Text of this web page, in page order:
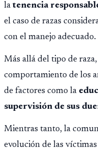
latenencia
el caso de razas
con el manejo adecuado.
Más allá del tipo de
comportamiento de los
de factores como la
supervisión de sus
Mientras tanto, la
evolución de las